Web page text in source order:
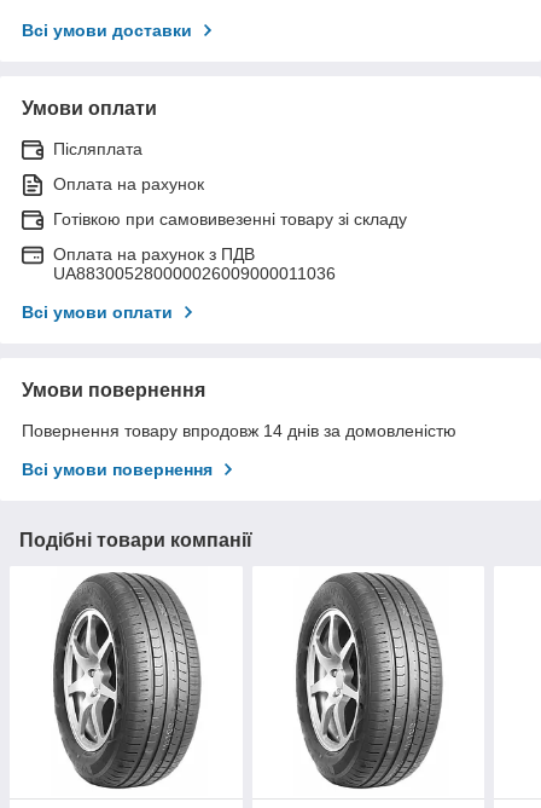
Всі умови доставки
Умови оплати
Післяплата
Оплата на рахунок
Готівкою при самовивезенні товару зі складу
Оплата на рахунок з ПДВ
UA883005280000026009000011036
Всі умови оплати
Умови повернення
Повернення товару впродовж 14 днів за домовленістю
Всі умови повернення
Подібні товари компанії